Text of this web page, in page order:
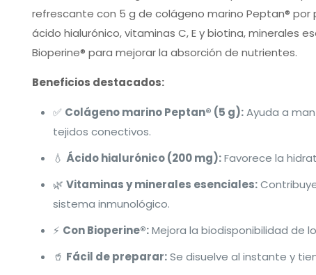
refrescante con 5 g de colágeno marino Peptan® por
ácido hialurónico, vitaminas C, E y biotina, minerales
Bioperine® para mejorar la absorción de nutrientes.
Beneficios destacados:
✅ Colágeno marino Peptan® (5 g):Ayuda a
tejidos conectivos.
💧Ácido hialurónico (200 mg):Favorece la
🌿Vitaminas y minerales esenciales:
sistema inmunológico.
⚡ Con Bioperine®:Mejora la biodisponibilidad de
🥤 Fácil de preparar:Se disuelve al instante y